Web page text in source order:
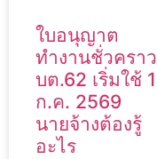
ใบอนุญาต
ทำงานชั่วคราว
บต.62 เริ่มใช้ 1
ก.ค. 2569
นายจ้างต้องรู้
อะไร